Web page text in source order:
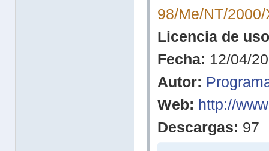
98/Me/NT/
Licencia de
Fecha: 12/04/
Autor:
Web: http://
Descargas: 97